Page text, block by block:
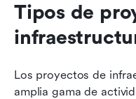
Tipos de
Los proyectos de
amplia gama de